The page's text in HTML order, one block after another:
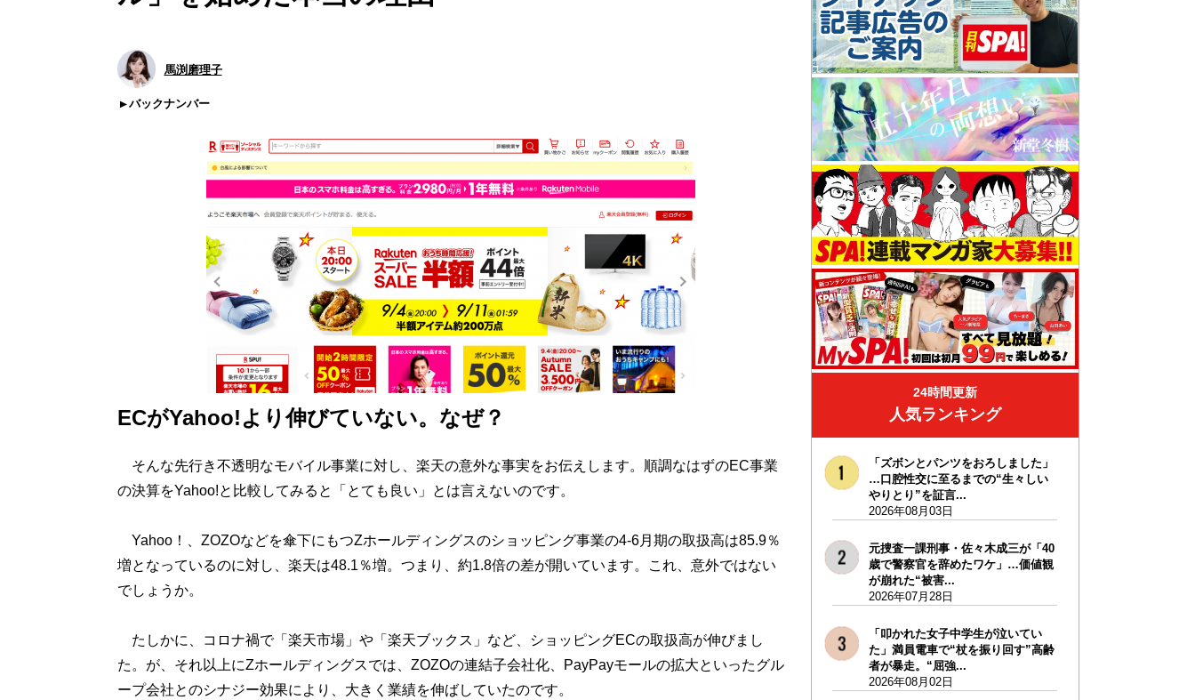
馬渕磨理子
バックナンバー
ECがYahoo!より伸びていない。なぜ？
そんな先行き不透明なモバイル事業に対し、楽天の意外な事実をお伝えします。順調なはずのEC事業
の決算をYahoo!と比較してみると「とても良い」とは言えないのです。
Yahoo！、ZOZOなどを傘下にもつZホールディングスのショッピング事業の4-6月期の取扱高は85.9％
増となっているのに対し、楽天は48.1％増。つまり、約1.8倍の差が開いています。これ、意外ではない
でしょうか。
たしかに、コロナ禍で「楽天市場」や「楽天ブックス」など、ショッピングECの取扱高が伸びまし
た。が、それ以上にZホールディングスでは、ZOZOの連結子会社化、PayPayモールの拡大といったグル
ープ会社とのシナジー効果により、大きく業績を伸ばしていたのです。
24時間更新
人気ランキング
「ズボンとパンツをおろしました」
…口腔性交に至るまでの“生々しい
やりとり”を証言...
2026年08月03日
元捜査一課刑事・佐々木成三が「40
歳で警察官を辞めたワケ」…価値観
が崩れた“被害...
2026年07月28日
「叩かれた女子中学生が泣いてい
た」満員電車で“杖を振り回す”高齢
者が暴走。“屈強...
2026年08月02日